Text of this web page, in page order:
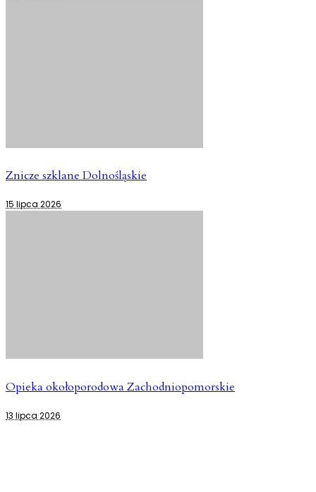
Znicze szklane Dolnośląskie
15 lipca 2026
Opieka okołoporodowa Zachodniopomorskie
13 lipca 2026